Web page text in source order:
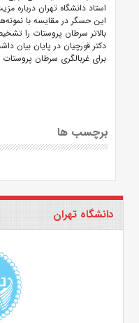
استاد دانشگاه تهران
این حسگر در مقایسه با
بالاتر سرطان پروستات را
دکتر قورچیان در پایان بیان
برای غربالگری سرطان پروستات
برچسب ها
دانشگاه تهران